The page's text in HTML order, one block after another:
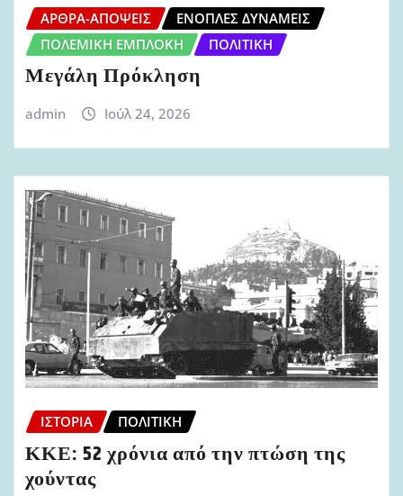
ΆΡΘΡΑ-ΑΠΌΨΕΙΣ
ΈΝΟΠΛΕΣ ΔΥΝΆΜΕΙΣ
ΠΟΛΕΜΙΚΉ ΕΜΠΛΟΚΉ
ΠΟΛΙΤΙΚΉ
Μεγάλη Πρόκληση
admin Ιούλ 24, 2026
ΙΣΤΟΡΊΑ ΠΟΛΙΤΙΚΉ
ΚΚΕ: 52 χρόνια από την πτώση της
χούντας